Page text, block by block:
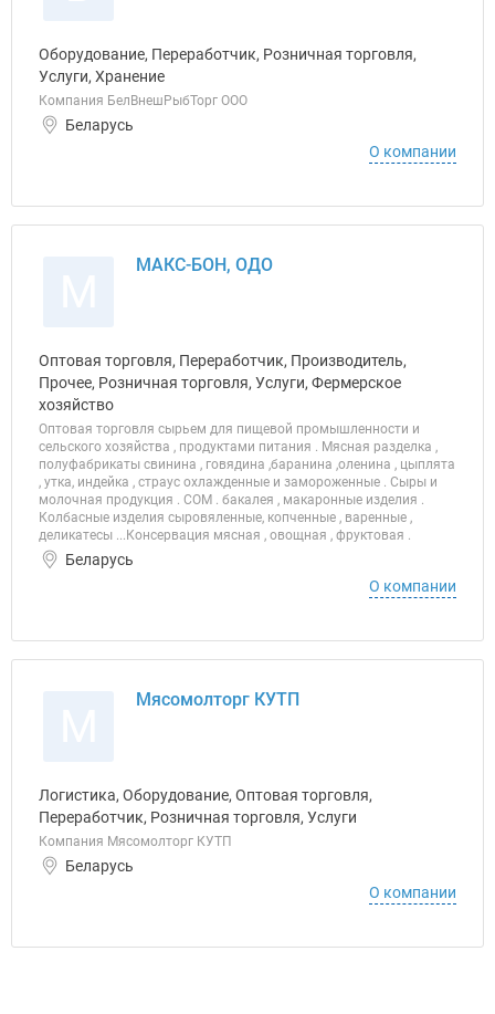
Оборудование, Переработчик, Розничная торговля,
Услуги, Хранение
Компания БелВнешРыбТорг ООО
Беларусь
О компании
МАКС-БОН, ОДО
Оптовая торговля, Переработчик, Производитель,
Прочее, Розничная торговля, Услуги, Фермерское
хозяйство
Оптовая торговля сырьем для пищевой промышленности и
сельского хозяйства , продуктами питания . Мясная разделка ,
полуфабрикаты свинина , говядина ,баранина ,оленина , цыплята
, утка, индейка , страус охлажденные и замороженные . Сыры и
молочная продукция . СОМ . бакалея , макаронные изделия .
Колбасные изделия сыровяленные, копченные , варенные ,
деликатесы ...Консервация мясная , овощная , фруктовая .
Беларусь
О компании
Мясомолторг КУТП
Логистика, Оборудование, Оптовая торговля,
Переработчик, Розничная торговля, Услуги
Компания Мясомолторг КУТП
Беларусь
О компании